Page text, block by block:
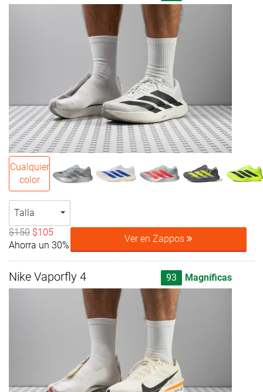
Cualquier
color
Talla
$150 $105
Ahorra un 30%
Ver en Zappos
Nike Vaporfly 4 93 Magníficas